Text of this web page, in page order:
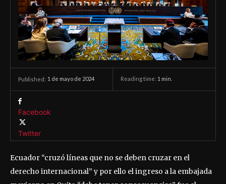
Published: 1 de mayo de 2024 Reading time: 1 min.
Facebook
Twitter
Ecuador “cruzó líneas que no se deben cruzar en el
derecho internacional” y por ello el ingreso a la embajada